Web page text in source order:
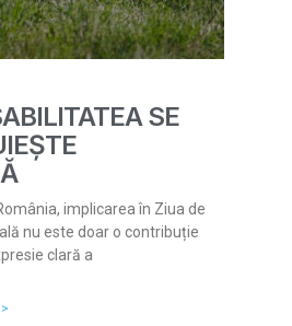
SE
implicarea în Ziua de
nu este doar o contribuție
clară a